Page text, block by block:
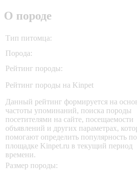
О породе
Тип питомца:
Порода:
Рейтинг породы:
Рейтинг породы на Kinpet
Данный рейтинг формируется на
частоты упоминаний, поиска породы
посетителями на сайте, посещаемости
объявлений и других параметрах,
помогают определить популярность
площадке Kinpet.ru в текущий период
времени.
Размер породы: